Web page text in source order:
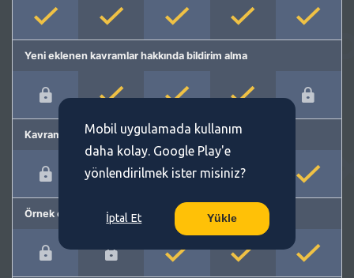
Yeni eklenen kavramlar hakkında bildirim alma
Kavram önerme
Örnek cümleler
Mobil uygulamada kullanım
daha kolay. Google Play'e
yönlendirilmek ister misiniz?
İptal Et Yükle